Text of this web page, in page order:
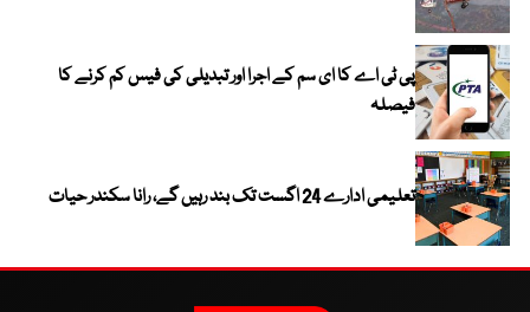
پی ٹی اے کا ای سم کے اجرا اور تبدیلی کی فیس کم کرنے کا
فیصلہ
تعلیمی ادارے 24 اگست تک بند رہیں گے، رانا سکندر حیات